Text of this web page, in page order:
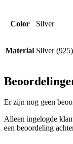
Color Silver
Material Silver (925)
Er zijn nog geen
Alleen ingelogde
een beoordeling